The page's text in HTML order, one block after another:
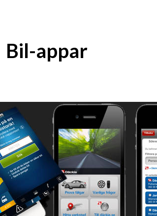
Bil-appar